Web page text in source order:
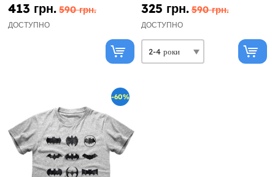
413 грн. 590 грн.
ДОСТУПНО
325 грн. 590 грн.
ДОСТУПНО
-60%